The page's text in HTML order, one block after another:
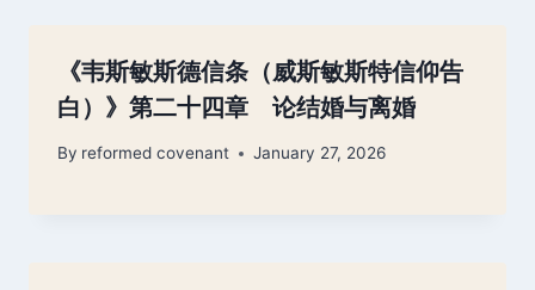
《韦斯敏斯德信条（威斯敏斯特信仰告
白）》第二十四章 论结婚与离婚
By reformed covenant January 27, 2026